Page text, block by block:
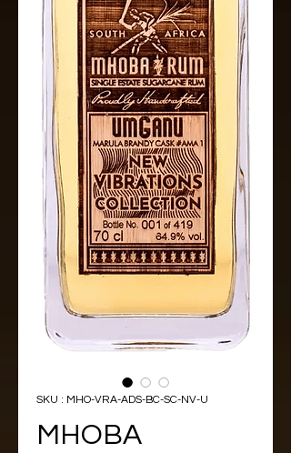
SKU : MHO-VRA-ADS-BC-SC-NV-U
MHOBA